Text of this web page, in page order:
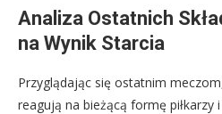
Analiza Ostatnich
na Wynik Starcia
Przyglądając się ostatnim
reagują na bieżącą formę